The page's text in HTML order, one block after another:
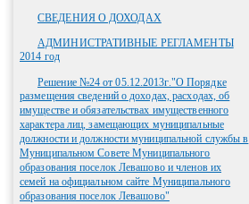
СВЕДЕНИЯ О ДОХОДАХ
АДМИНИСТРАТИВНЫЕ РЕГЛАМЕНТЫ
2014 год
Решение №24 от 05.12.2013г."О Порядке
размещения сведений о доходах, расходах, об
имуществе и обязательствах имущественного
характера лиц, замещающих муниципальные
должности и должности муниципальной службы в
Муниципальном Совете Муниципального
образования поселок Левашово и членов их
семей на официальном сайте Муниципального
образования поселок Левашово"